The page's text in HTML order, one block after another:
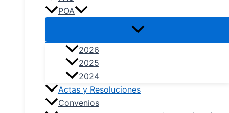
POA
2026
2025
2024
Actas y Resoluciones
Convenios